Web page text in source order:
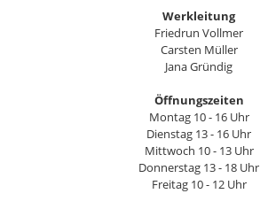
Werkleitung
Friedrun Vollmer
Carsten Müller
Jana Gründig
Öffnungszeiten
Montag 10 - 16 Uhr
Dienstag 13 - 16 Uhr
Mittwoch 10 - 13 Uhr
Donnerstag 13 - 18 Uhr
Freitag 10 - 12 Uhr